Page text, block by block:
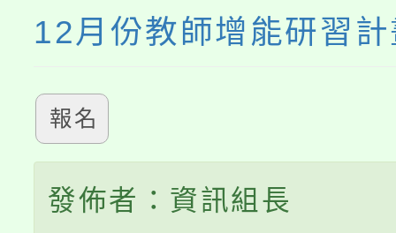
12月份教師增能研習
報名
發佈者：資訊組長